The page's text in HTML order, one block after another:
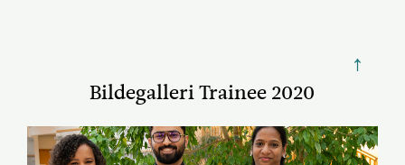
↑
Bildegalleri Trainee 2020